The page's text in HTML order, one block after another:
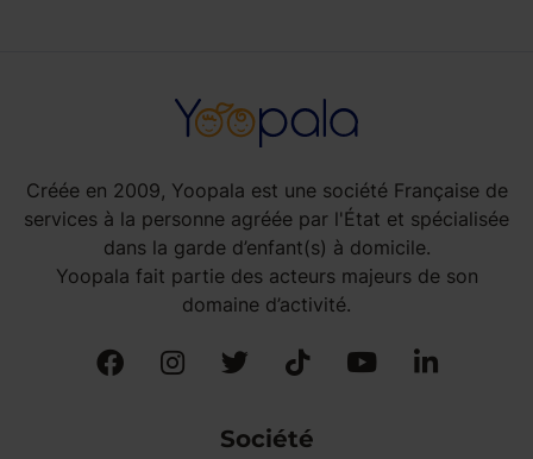
Créée en 2009, Yoopala est une société Française de
services à la personne agréée par l'État et spécialisée
dans la garde d’enfant(s) à domicile.
Yoopala fait partie des acteurs majeurs de son
domaine d’activité.
Société